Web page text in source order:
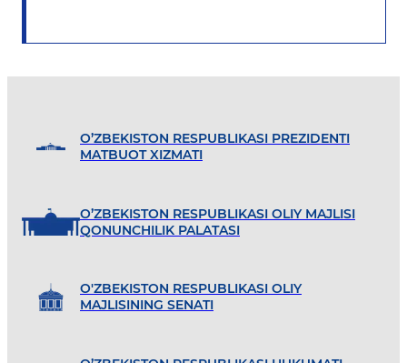
O’ZBEKISTON RESPUBLIKASI PREZIDENTI
MATBUOT XIZMATI
O’ZBEKISTON RESPUBLIKASI OLIY MAJLISI
QONUNCHILIK PALATASI
O'ZBEKISTON RESPUBLIKASI OLIY
MAJLISINING SENATI